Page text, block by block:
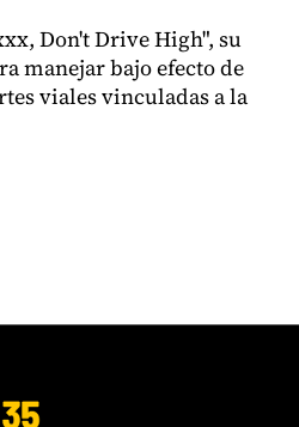
Don't Drive High", su
manejar bajo efecto de
viales vinculadas a la